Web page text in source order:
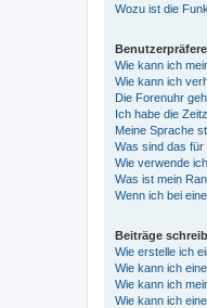
Wozu ist die
Wie kann ich
Wie kann ich
Die Forenuhr
Ich habe die
Meine Sprache
Was sind das für
Wie verwende
Was ist mein
Wenn ich bei
Beiträge
Wie erstelle ich
Wie kann ich
Wie kann ich
Wie kann ich